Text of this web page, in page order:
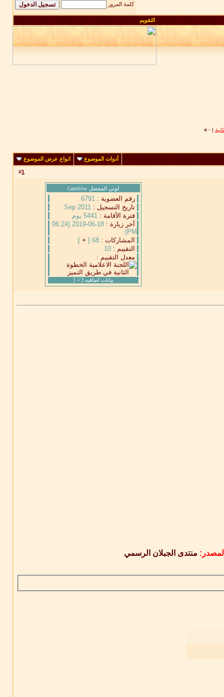
كلمة المرور
التقويم
-
»
أدوات الموضوع انواع عرض الموضوع
#1
لوني المفضل Cadetblue
رقم العضوية : 6791
تاريخ التسجيل : Sep 2011
فترة الأقامة : 5441 يوم
أخر زيارة :
18-06-2019 (06:24
PM)
المشاركات : 68 [
+
]
التقييم : 10
معدل التقييم :
بيانات اضافيه [+
]
منتدى الجبلان الرسمي